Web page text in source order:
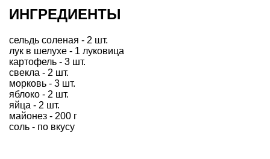
ИНГРЕДИЕНТЫ
сельдь соленая - 2 шт.
лук в шелухе - 1 луковица
картофель - 3 шт.
свекла - 2 шт.
морковь - 3 шт.
яблоко - 2 шт.
яйца - 2 шт.
майонез - 200 г
соль - по вкусу